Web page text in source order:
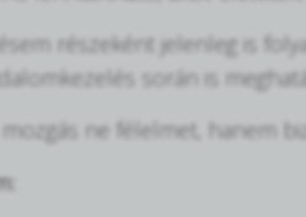
részeként jelenleg is
során is
mozgás ne félelmet, hanem